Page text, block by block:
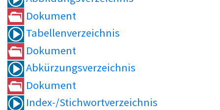
Dokument
Tabellenverzeichnis
Dokument
Abkürzungsverzeichnis
Dokument
Index-/Stichwortverzeichnis